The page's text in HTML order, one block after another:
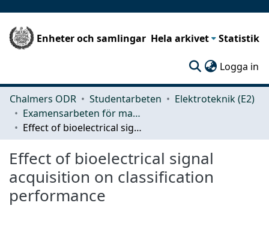
Enheter och samlingar Hela arkivet Statistik
Logga in
Chalmers ODR Studentarbeten
Elektroteknik (E2)
Examensarbeten för masterexamen
Effect of bioelectrical signal acquisition on classification performance
Effect of bioelectrical signal
acquisition on classification
performance